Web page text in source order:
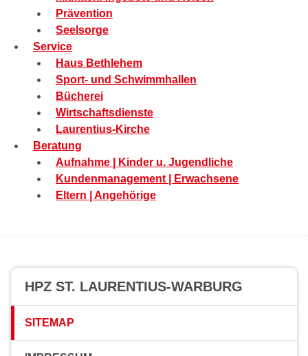
Prävention
Seelsorge
Service
Haus Bethlehem
Sport- und Schwimmhallen
Bücherei
Wirtschaftsdienste
Laurentius-Kirche
Beratung
Aufnahme | Kinder u. Jugendliche
Kundenmanagement | Erwachsene
Eltern | Angehörige
HPZ ST. LAURENTIUS-WARBURG
SITEMAP